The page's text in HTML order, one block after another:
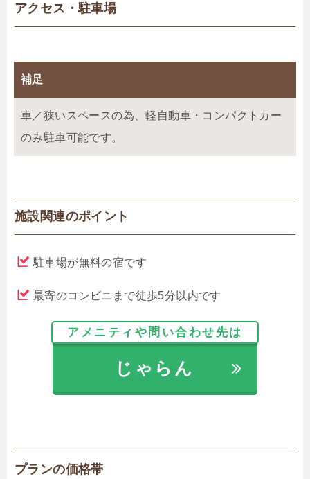
アクセス・駐車場
補足
車／狭いスペースの為、軽自動車・コンパクトカー
のみ駐車可能です。
施設関連のポイント
駐車場が無料の宿です
最寄のコンビニまで徒歩5分以内です
アメニティや問い合わせ先は
じゃらん
プランの価格帯